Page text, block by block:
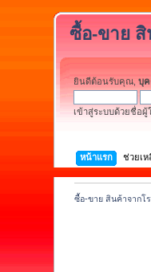
ซื้อ-ขาย สิ
ยินดีต้อนรับคุณ,บุค
เข้าสู่ระบบด้วยชื่อผู้
หน้าแรก ช่วยเห
ซื้อ-ขาย สินค้าจากโ